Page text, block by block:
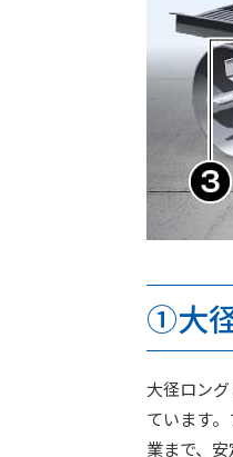
➀大
大径ロン
ています
業まで、